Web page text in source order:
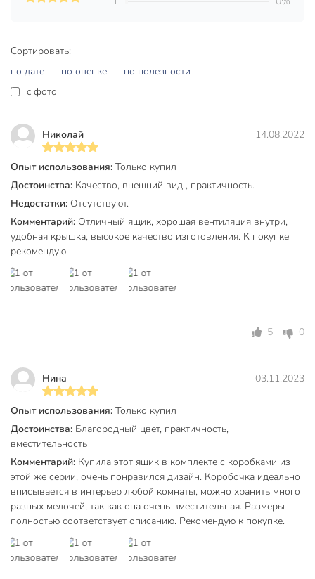
Цвет
для одежды
Особенности
плетеный
Артикул производителя
М 2327
Модель
Вес в упаковке
Сортировать:
по дате
по оценке
по полезности
c фото
Николай 14.08.2022
Опыт использования: Только купил
Достоинства: Качество, внешний вид , практичность.
Недостатки: Отсутствуют.
Комментарий: Отличный ящик, хорошая вентиляция внутри,
удобная крышка, высокое качество изготовления. К покупке
рекомендую.
5 0
Нина 03.11.2023
Опыт использования: Только купил
Достоинства: Благородный цвет, практичность,
вместительность
Комментарий: Купила этот ящик в комплекте с коробками из
этой же серии, очень понравился дизайн. Коробочка идеально
вписывается в интерьер любой комнаты, можно хранить много
разных мелочей, так как она очень вместительная. Размеры
полностью соответствует описанию. Рекомендую к покупке.